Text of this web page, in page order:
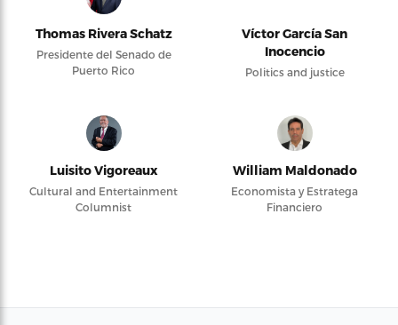
Thomas Rivera Schatz
Presidente del Senado de
Puerto Rico
Víctor García San
Inocencio
Politics and justice
Luisito Vigoreaux
Cultural and Entertainment
Columnist
William Maldonado
Economista y Estratega
Financiero